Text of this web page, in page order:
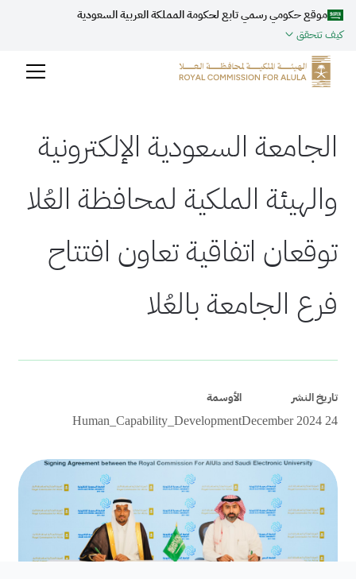
موقع حكومي رسمي تابع لحكومة المملكة العربية السعودية
كيف تتحقق
الجامعة السعودية الإلكترونية
والهيئة الملكية لمحافظة العُلا
توقعان اتفاقية تعاون افتتاح
فرع الجامعة بالعُلا
تاريخ النشر
24 December 2024
الأوسمة
Human_Capability_Development